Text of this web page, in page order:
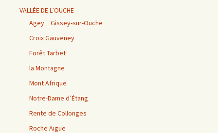
VALLÉE DE L’OUCHE
Agey _ Gissey-sur-Ouche
Croix Gauveney
Forêt Tarbet
la Montagne
Mont Afrique
Notre-Dame d’Étang
Rente de Collonges
Roche Aigüe